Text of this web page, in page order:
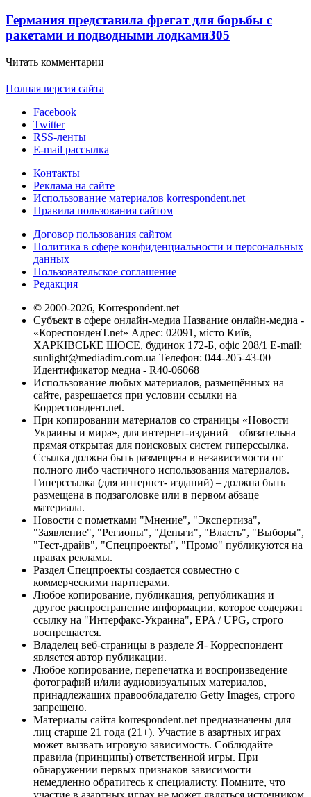
Германия представила фрегат для борьбы с
ракетами и подводными лодками305
Читать комментарии
Полная версия сайта
Facebook
Twitter
RSS-ленты
E-mail рассылка
Контакты
Реклама на сайте
Использование материалов korrespondent.net
Правила пользования сайтом
Договор пользования сайтом
Политика в сфере конфиденциальности и персональных
данных
Пользовательское соглашение
Редакция
© 2000-2026, Korrespondent.net
Субъект в сфере онлайн-медиа Название онлайн-медиа -
«КореспонденТ.net» Адрес: 02091, місто Київ,
ХАРКІВСЬКЕ ШОСЕ, будинок 172-Б, офіс 208/1 E-mail:
sunlight@mediadim.com.ua Телефон: 044-205-43-00
Идентификатор медиа - R40-06068
Использование любых материалов, размещённых на
сайте, разрешается при условии ссылки на
Корреспондент.net.
При копировании материалов со страницы «Новости
Украины и мира», для интернет-изданий – обязательна
прямая открытая для поисковых систем гиперссылка.
Ссылка должна быть размещена в независимости от
полного либо частичного использования материалов.
Гиперссылка (для интернет- изданий) – должна быть
размещена в подзаголовке или в первом абзаце
материала.
Новости с пометками "Мнение", "Экспертиза",
"Заявление", "Регионы", "Деньги", "Власть", "Выборы",
"Тест-драйв", "Спецпроекты", "Промо" публикуются на
правах рекламы.
Раздел Спецпроекты создается совместно с
коммерческими партнерами.
Любое копирование, публикация, републикация и
другое распространение информации, которое содержит
ссылку на "Интерфакс-Украина", EPA / UPG, строго
воспрещается.
Владелец веб-страницы в разделе Я- Корреспондент
является автор публикации.
Любое копирование, перепечатка и воспроизведение
фотографий и/или аудиовизуальных материалов,
принадлежащих правообладателю Getty Images, строго
запрещено.
Материалы сайта korrespondent.net предназначены для
лиц старше 21 года (21+). Участие в азартных играх
может вызвать игровую зависимость. Соблюдайте
правила (принципы) ответственной игры. При
обнаружении первых признаков зависимости
немедленно обратитесь к специалисту. Помните, что
участие в азартных играх не может являться источником